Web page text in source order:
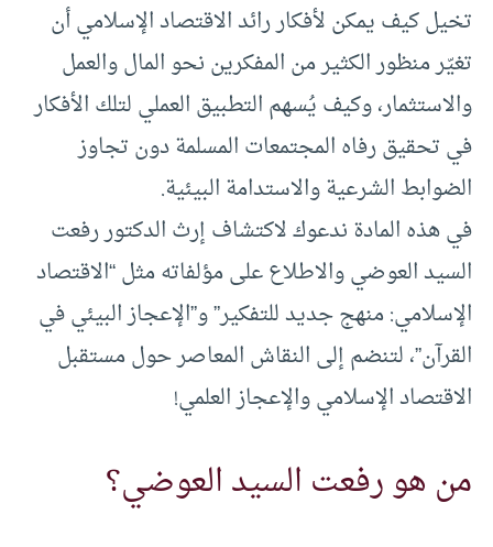
تخيل كيف يمكن لأفكار رائد الاقتصاد الإسلامي أن
تغيّر منظور الكثير من المفكرين نحو المال والعمل
والاستثمار، وكيف يُسهم التطبيق العملي لتلك الأفكار
في تحقيق رفاه المجتمعات المسلمة دون تجاوز
الضوابط الشرعية والاستدامة البيئية.
في هذه المادة ندعوك لاكتشاف إرث الدكتور رفعت
السيد العوضي والاطلاع على مؤلفاته مثل “الاقتصاد
الإسلامي: منهج جديد للتفكير” و”الإعجاز البيئي في
القرآن”، لتنضم إلى النقاش المعاصر حول مستقبل
الاقتصاد الإسلامي والإعجاز العلمي!
من هو رفعت السيد العوضي؟